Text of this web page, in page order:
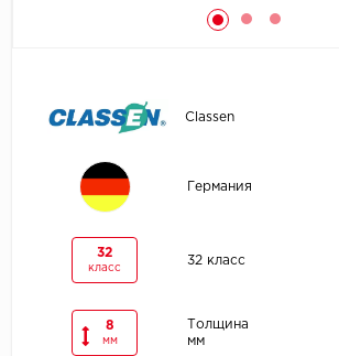
Classen
Германия
32
класс
32 класс
8
мм
Толщина
мм